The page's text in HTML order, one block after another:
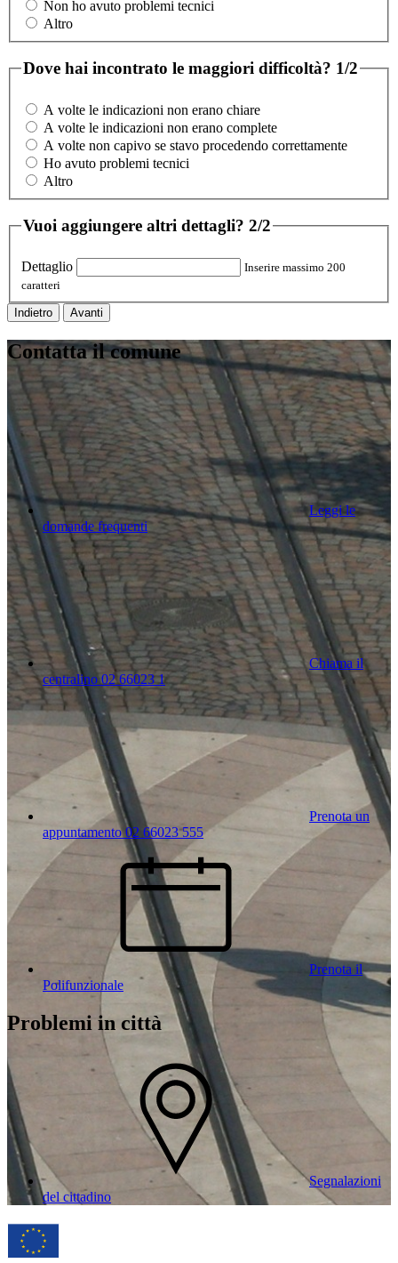
Non ho avuto problemi tecnici
Altro
Dove hai incontrato le maggiori difficoltà? 1/2
A volte le indicazioni non erano chiare
A volte le indicazioni non erano complete
A volte non capivo se stavo procedendo correttamente
Ho avuto problemi tecnici
Altro
Vuoi aggiungere altri dettagli? 2/2
Dettaglio
Inserire massimo 200
caratteri
Indietro Avanti
Contatta il comune
Leggi le
domande frequenti
Chiama il
centralino 02 66023 1
Prenota un
appuntamento 02 66023 555
Prenota il
Polifunzionale
Problemi in città
Segnalazioni
del cittadino